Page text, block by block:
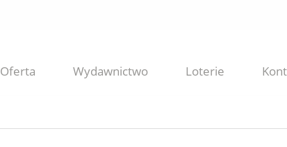
Oferta Wydawnictwo Loterie